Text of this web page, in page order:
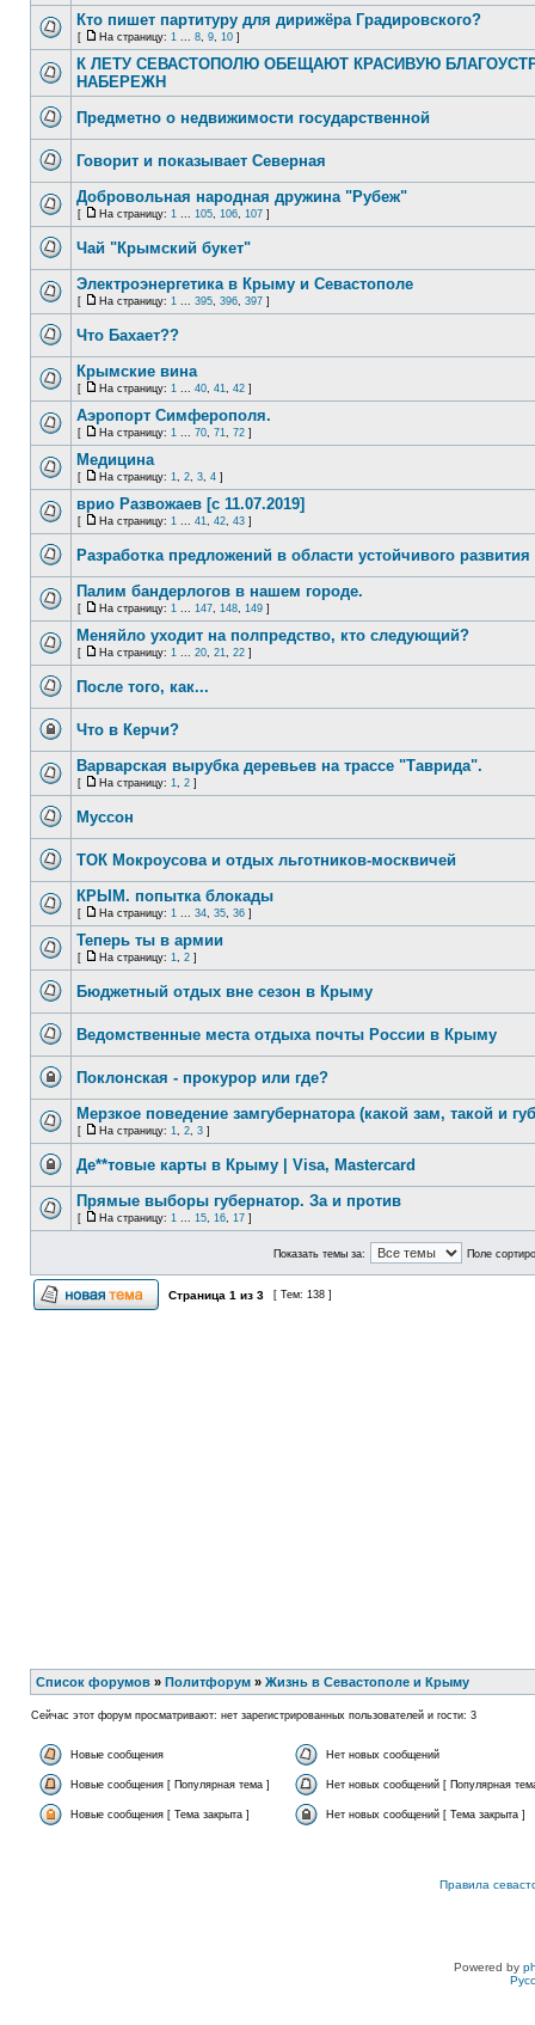
Кто пишет партитуру для дирижёра Градировского?
[ На страницу: 1 ... 8, 9, 10 ]
К ЛЕТУ СЕВАСТОПОЛЮ ОБЕЩАЮТ КРАСИВУЮ
НАБЕРЕЖН
Предметно о недвижимости государственной
Говорит и показывает Северная
Добровольная народная дружина "Рубеж"
[ На страницу: 1 ... 105, 106, 107 ]
Чай "Крымский букет"
Электроэнергетика в Крыму и Севастополе
[ На страницу: 1 ... 395, 396, 397 ]
Что Бахает??
Крымские вина
[ На страницу: 1 ... 40, 41, 42 ]
Аэропорт Симферополя.
[ На страницу: 1 ... 70, 71, 72 ]
Медицина
[ На страницу: 1, 2, 3, 4 ]
врио Развожаев [с 11.07.2019]
[ На страницу: 1 ... 41, 42, 43 ]
Разработка предложений в области устойчивого
Палим бандерлогов в нашем городе.
[ На страницу: 1 ... 147, 148, 149 ]
Меняйло уходит на полпредство, кто следующий?
[ На страницу: 1 ... 20, 21, 22 ]
После того, как...
Что в Керчи?
Варварская вырубка деревьев на трассе "Таврида".
[ На страницу: 1, 2 ]
Муссон
ТОК Мокроусова и отдых льготников-москвичей
КРЫМ. попытка блокады
[ На страницу: 1 ... 34, 35, 36 ]
Теперь ты в армии
[ На страницу: 1, 2 ]
Бюджетный отдых вне сезон в Крыму
Ведомственные места отдыха почты России в Крыму
Поклонская - прокурор или где?
Мерзкое поведение замгубернатора (какой зам, такой и
[ На страницу: 1, 2, 3 ]
Де**товые карты в Крыму | Visa, Mastercard
Прямые выборы губернатор. За и против
[ На страницу: 1 ... 15, 16, 17 ]
Показать темы за: Поле
Страница 1 из 3 [ Тем: 138 ]
Список форумов » Политфорум » Жизнь в Севастополе и Крыму
Сейчас этот форум просматривают: нет зарегистрированных пользователей и гости: 3
Новые сообщения Нет новых сообщений
Новые сообщения [ Популярная тема ] Нет новых сообщений [ Популярная
Новые сообщения [ Тема закрыта ] Нет новых сообщений [ Тема закрыта ]
Правила
Powered by